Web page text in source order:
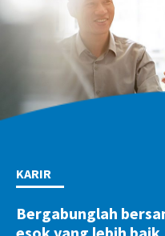
KARIR
Bergabunglah